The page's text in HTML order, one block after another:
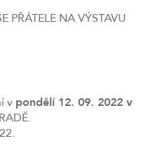
PŘÁTELE NA VÝSTAVU
v pondělí 12. 09. 2022 v